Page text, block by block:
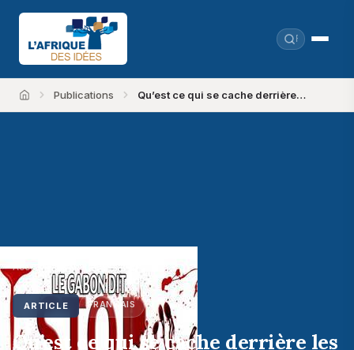
Accueil
Publications Qu’est ce qui se cache derrière…
Accueil Publications
ARTICLE FRANÇAIS
Qu’est ce qui se cache derrière les